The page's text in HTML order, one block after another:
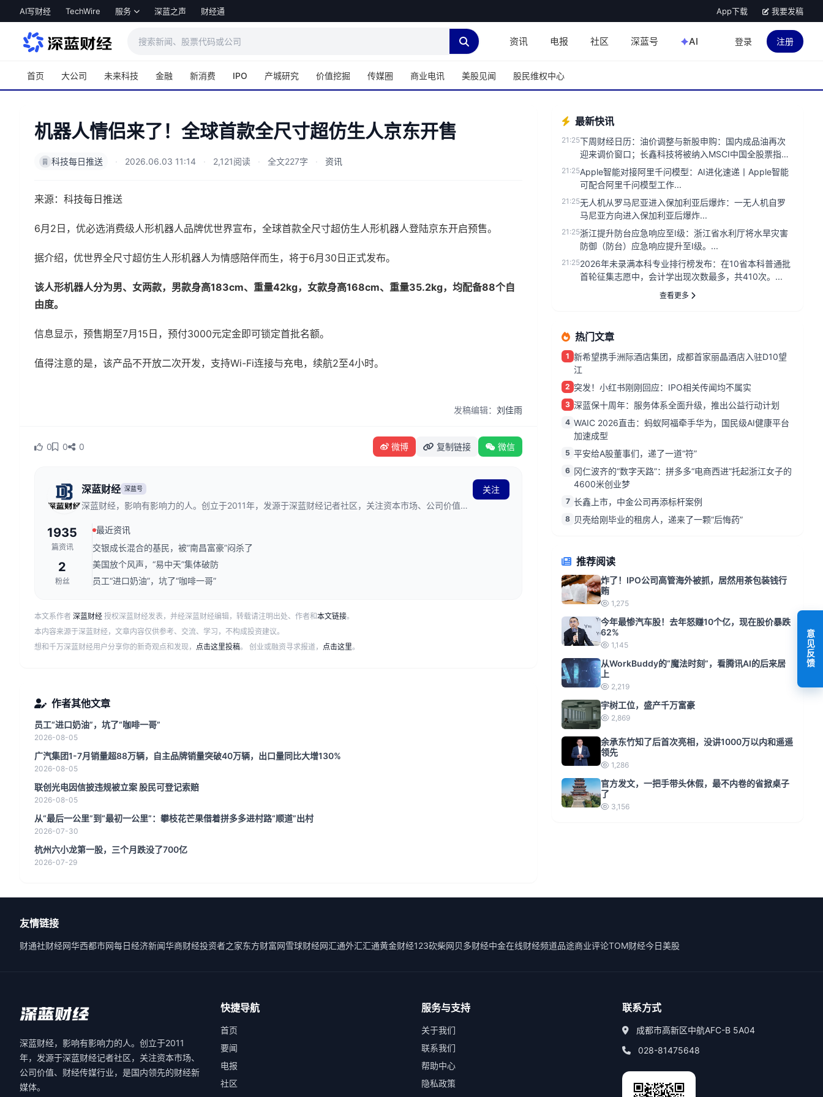
跳转到主内容
AI写财经 TechWire 服务 深蓝之声 财经通 App下载 我要发稿
资讯 电报 社区 深蓝号 AI 登录 注册
首页 大公司 未来科技 金融 新消费 IPO 产城研究 价值挖掘 传媒圈 商业电讯 美股见闻 股民维权中心
机器人情侣来了！全球首款全尺寸超仿生人京东开售
科技每日推送 · 2026.06.03 11:14 · 2,121阅读 · 全文227字 · 资讯
来源：科技每日推送
6月2日，优必选消费级人形机器人品牌优世界宣布，全球首款全尺寸超仿生人形机器人登陆京东开启预售。
据介绍，优世界全尺寸超仿生人形机器人为情感陪伴而生，将于6月30日正式发布。
该人形机器人分为男、女两款，男款身高183cm、重量42kg，女款身高168cm、重量35.2kg，均配备88个自
由度。
信息显示，预售期至7月15日，预付3000元定金即可锁定首批名额。
值得注意的是，该产品不开放二次开发，支持Wi-Fi连接与充电，续航2至4小时。
发稿编辑：刘佳雨
0 0 0 微博 复制链接 微信
深蓝财经 深蓝号
深蓝财经，影响有影响力的人。创立于2011年，发源于深蓝财经记者社区，关注资本市场、公司价值、
关注
1935
篇资讯
2
粉丝
最近资讯
交银成长混合的基民，被“南昌富豪”闷杀了
美国放个风声，“易中天”集体破防
员工“进口奶油”，坑了“咖啡一哥”
本文系作者 深蓝财经 授权深蓝财经发表，并经深蓝财经编辑，转载请注明出处、作者和本文链接。
本内容来源于深蓝财经，文章内容仅供参考、交流、学习，不构成投资建议。
想和千万深蓝财经用户分享你的新奇观点和发现， 点击这里投稿。 创业或融资寻求报道， 点击这里。
作者其他文章
员工“进口奶油”，坑了“咖啡一哥”
2026-08-05
广汽集团1-7月销量超88万辆，自主品牌销量突破40万辆，出口量同比大增130%
2026-08-05
联创光电因信披违规被立案 股民可登记索赔
2026-08-05
从“最后一公里”到“最初一公里”：攀枝花芒果借着拼多多进村路“顺道”出村
2026-07-30
杭州六小龙第一股，三个月跌没了700亿
2026-07-29
最新快讯
21:25下周财经日历：油价调整与新股申购：国内成品油再次
迎来调价窗口；长鑫科技将被纳入MSCI中国全股票指
数；宇树科技等4只新股...
21:25Apple智能对接阿里千问模型：AI进化速递丨Apple智能
可配合阿里千问模型工作...
21:25无人机从罗马尼亚进入保加利亚后爆炸：一无人机自罗
马尼亚方向进入保加利亚后爆炸...
21:25浙江提升防台应急响应至Ⅰ级：浙江省水利厅将水旱灾害
防御（防台）应急响应提升至Ⅰ级。...
21:252026年未录满本科专业排行榜发布：在10省本科普通批
首轮征集志愿中，会计学出现次数最多，共410次。...
查看更多
热门文章
1 新希望携手洲际酒店集团，成都首家丽晶酒店入驻D10望
江
2 突发！小红书刚刚回应：IPO相关传闻均不属实
3 深蓝保十周年：服务体系全面升级，推出公益行动计划
4 WAIC 2026直击：蚂蚁阿福牵手华为，国民级AI健康平台
加速成型
5 平安给A股董事们，递了一道“符”
6 冈仁波齐的“数字天路”：拼多多“电商西进”托起浙江女子的
4600米创业梦
7 长鑫上市，中金公司再添标杆案例
8 贝壳给刚毕业的租房人，递来了一颗“后悔药”
推荐阅读
炸了！IPO公司高管海外被抓，居然用茶包装钱行
贿
1,275
今年最惨汽车股！去年怒赚10个亿，现在股价暴跌
62%
1,145
从WorkBuddy的“魔法时刻”，看腾讯AI的后来居
上
2,219
宇树工位，盛产千万富豪
2,869
余承东竹知了后首次亮相，没讲1000万以内和遥遥
领先
1,286
官方发文，一把手带头休假，最不内卷的省掀桌子
了
3,156
友情链接
财通社财经网华西都市网每日经济新闻华商财经投资者之家东方财富网雪球财经网汇通外汇汇通黄金财经123砍柴网贝多财经中金在线财经频道品途商业评论TOM财经今日美股
深蓝财经，影响有影响力的人。创立于2011
年，发源于深蓝财经记者社区，关注资本市场、
公司价值、财经传媒行业，是国内领先的财经新
媒体。
快捷导航
首页
要闻
电报
社区
服务与支持
关于我们
联系我们
帮助中心
隐私政策
联系方式
成都市高新区中航AFC-B 5A04
028-81475648
意见反馈